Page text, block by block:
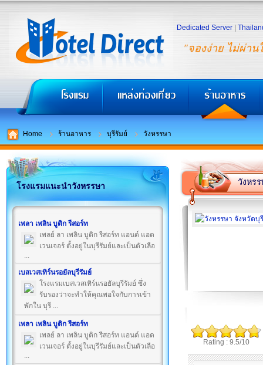
"จองง่าย ไม่ผ่าน
Dedicated Server
Home ร้านอาหาร บุรีรัมย์ วังหรรษา
โรงแรมแนะนำวังหรรษา
เพลา เพลิน บูติก รีสอร์ท
เพลย์ ลา เพลิน บูติก รีสอร์ท แอนด์ แอด
เวนเจอร์ ตั้งอยู่ในบุรีรัมย์และเป็นตัวเลือ
...
เบสเวสเทิร์นรอยัลบุรีรัมย์
โรงแรมเบสเวสเทิร์นรอยัลบุรีรัมย์ ซึ่ง
รับรองว่าจะทำให้คุณพอใจกับการเข้า
พักใน บุรี ...
เพลา เพลิน บูติก รีสอร์ท
เพลย์ ลา เพลิน บูติก รีสอร์ท แอนด์ แอด
เวนเจอร์ ตั้งอยู่ในบุรีรัมย์และเป็นตัวเลือ
...
วังหร
Rating : 9.5/10